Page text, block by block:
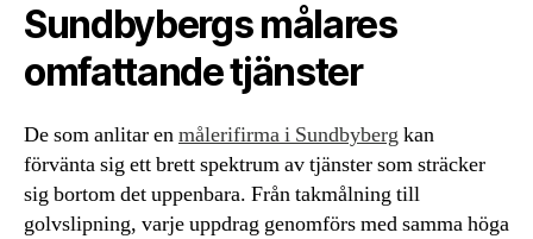
Sundbybergs målares
omfattande tjänster
De som anlitar enmålerifirma i Sundbybergkan
förvänta sig ett brett spektrum av tjänster som sträcker
sig bortom det uppenbara. Från takmålning till
golvslipning, varje uppdrag genomförs med samma höga